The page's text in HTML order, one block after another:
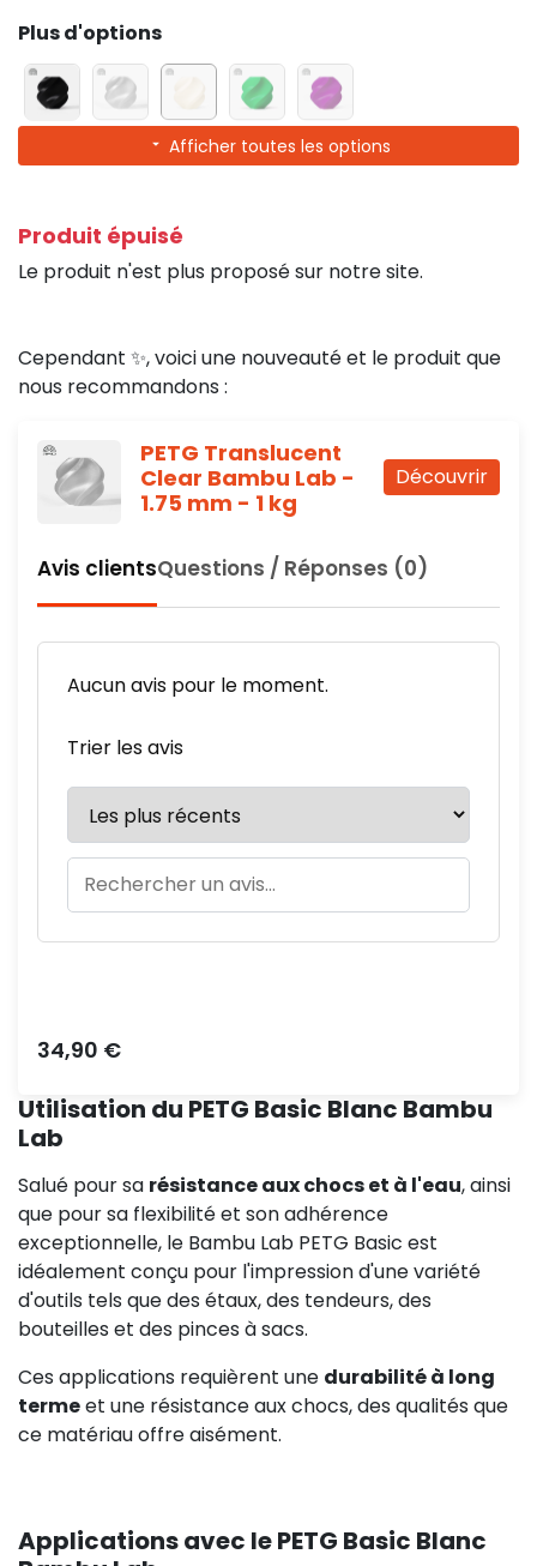
Plus d'options
Afficher toutes les options
Produit épuisé
Le produit n'est plus proposé sur notre site.
Cependant ✨, voici une nouveauté et le produit que
nous recommandons :
Découvrir
PETG Translucent
Clear Bambu Lab -
1.75 mm - 1 kg
Avis clientsQuestions / Réponses (0)
Aucun avis pour le moment.
Trier les avis
Prix
34,90 €
Utilisation du PETG Basic Blanc Bambu
Lab
Salué pour sa résistance aux chocs et à l'eau, ainsi
que pour sa flexibilité et son adhérence
exceptionnelle, le Bambu Lab PETG Basic est
idéalement conçu pour l'impression d'une variété
d'outils tels que des étaux, des tendeurs, des
bouteilles et des pinces à sacs.
Ces applications requièrent une durabilité à long
termeet une résistance aux chocs, des qualités que
ce matériau offre aisément.
Applications avec le PETG Basic Blanc